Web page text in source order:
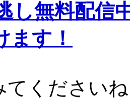
し無料配信
ます！
てください